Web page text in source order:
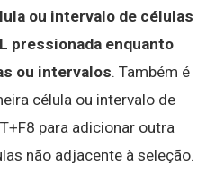
ou intervalo de células
pressionada enquanto
ou intervalos. Também é
célula ou intervalo de
para adicionar outra
não adjacente à seleção.